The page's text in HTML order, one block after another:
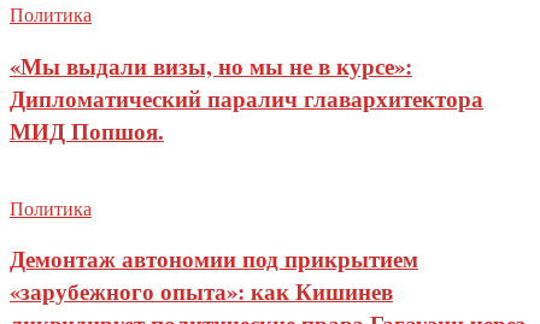
Политика
«Мы выдали визы, но мы не в курсе»:
Дипломатический паралич главархитектора
МИД Попшоя.
Политика
Демонтаж автономии под прикрытием
«зарубежного опыта»: как Кишинев